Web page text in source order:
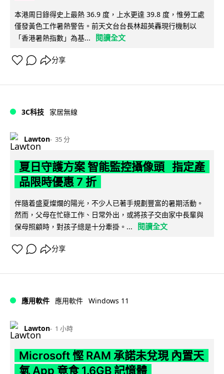
本港周日錄得史上最熱 36.9 度，上水更達 39.8 度，惟勞工處
僅發黃色工作暑熱警告。前天文台台長林超英轟現行機制以
「香港暑熱指數」為基...
閱讀全文
分享
3C科技 家居無線
Lawton 35 分
夏日守護方案 智能監控攝像頭 指定產
品限時優惠 7 折
伴隨着盛夏燦爛的陽光，不少人已著手規劃豐富的暑期活動。
然而，父母在忙碌工作、日常外出，或將孩子交由家中長輩與
保母照顧時，對孩子總是十分牽掛。...
閱讀全文
分享
應用軟件 應用軟件 Windows 11
Lawton 1 小時
Microsoft 慳 RAM 承諾未兌現 內置天
氣 App 竟食 1.6GB 記憶體